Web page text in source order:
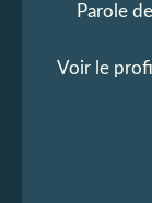
Parole
Voir le